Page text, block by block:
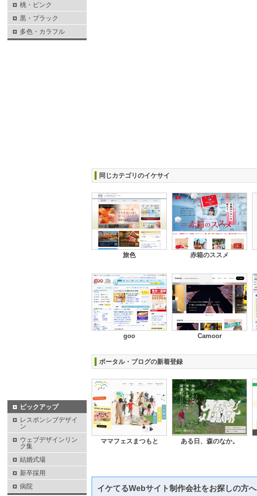
同じカテゴリのイケサイ
旅色 赤箱のススメ
goo Camoor
ポータル・ブログの新着登録
ママフェスまつもと ある日、森のなか。
イケてるWebサイト制作会社をお探しの方へ
桃・ピンク
黒・ブラック
多色・カラフル
ピックアップ
レスポンシブデザイ
ン
ウェブデザインリン
ク集
結婚式場
新卒採用
病院